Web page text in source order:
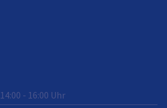
14:00 - 16:00 Uhr